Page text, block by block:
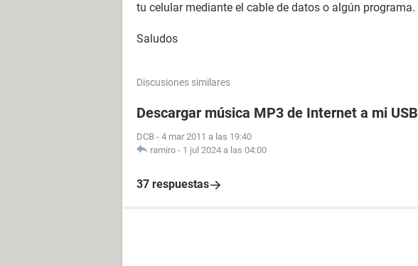
tu celular mediante el cable de datos o algún programa.
Saludos
Discusiones similares
Descargar música MP3 de Internet a mi USB
DCB - 4 mar 2011 a las 19:40
ramiro - 1 jul 2024 a las 04:00
37 respuestas